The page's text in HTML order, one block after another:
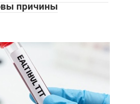
причины